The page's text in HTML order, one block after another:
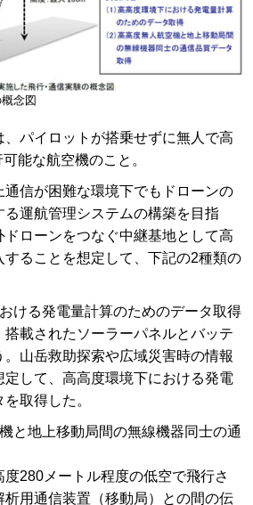
念図
パイロットが搭乗せずに無人で高
能な航空機のこと。
信が困難な環境下でもドローンの
る運航管理システムの構築を目指
ドローンをつなぐ中継基地として高
ることを想定して、下記の2種類の
ける発電量計算のためのデータ取得
載されたソーラーパネルとバッテ
。山岳救助探索や広域災害時の情報
して、高高度環境下における発電
取得した。
と地上移動局間の無線機器同士の通
280メートル程度の低空で飛行さ
用通信装置（移動局）との間の伝